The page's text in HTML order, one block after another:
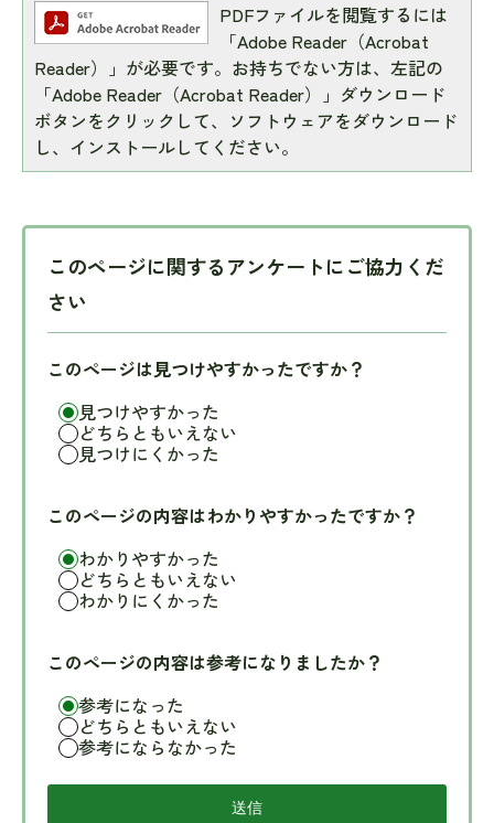
PDFファイルを閲覧するには
「Adobe Reader（Acrobat
Reader）」が必要です。お持ちでない方は、左記の
「Adobe Reader（Acrobat Reader）」ダウンロード
ボタンをクリックして、ソフトウェアをダウンロード
し、インストールしてください。
このページに関するアンケートにご協力くだ
さい
このページは見つけやすかったですか？
見つけやすかった
どちらともいえない
見つけにくかった
このページの内容はわかりやすかったですか？
わかりやすかった
どちらともいえない
わかりにくかった
このページの内容は参考になりましたか？
参考になった
どちらともいえない
参考にならなかった